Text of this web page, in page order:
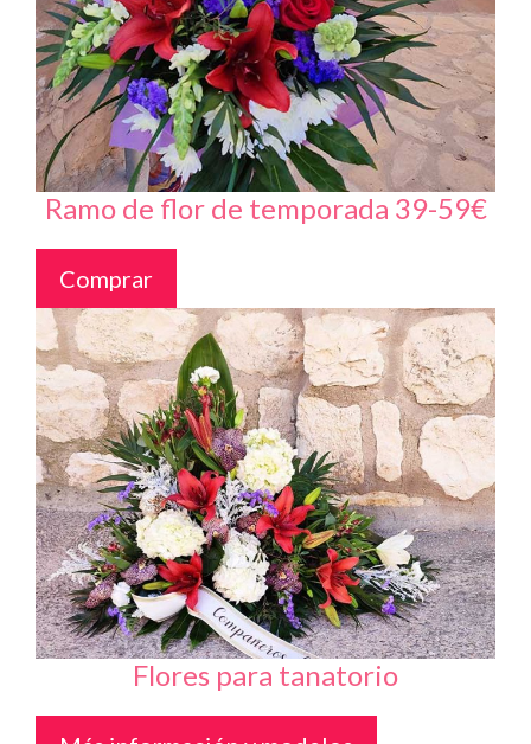
Ramo de flor de temporada 39-59€
Comprar
Flores para tanatorio